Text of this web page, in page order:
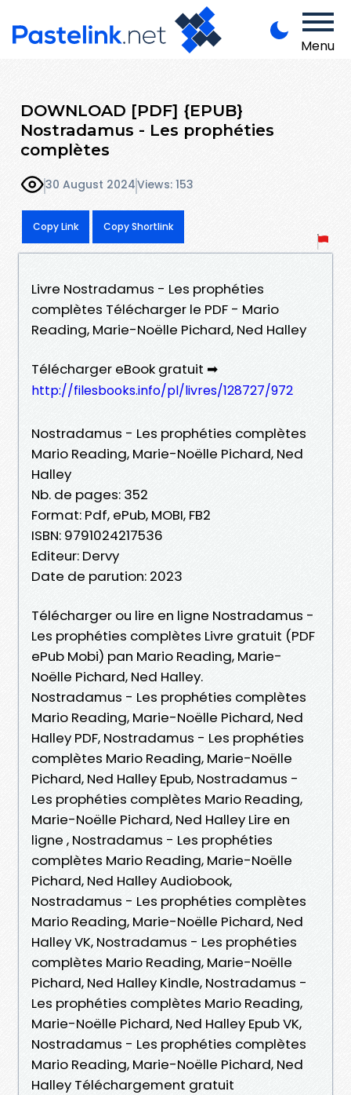
Menu
DOWNLOAD [PDF] {EPUB}
Nostradamus - Les prophéties
complètes
30 August 2024Views: 153
Copy Link Copy Shortlink
Livre Nostradamus - Les prophéties
complètes Télécharger le PDF - Mario
Reading, Marie-Noëlle Pichard, Ned Halley
Télécharger eBook gratuit ➡
http://filesbooks.info/pl/livres/128727/972
Nostradamus - Les prophéties complètes
Mario Reading, Marie-Noëlle Pichard, Ned
Halley
Nb. de pages: 352
Format: Pdf, ePub, MOBI, FB2
ISBN: 9791024217536
Editeur: Dervy
Date de parution: 2023
Télécharger ou lire en ligne Nostradamus -
Les prophéties complètes Livre gratuit (PDF
ePub Mobi) pan Mario Reading, Marie-
Noëlle Pichard, Ned Halley.
Nostradamus - Les prophéties complètes
Mario Reading, Marie-Noëlle Pichard, Ned
Halley PDF, Nostradamus - Les prophéties
complètes Mario Reading, Marie-Noëlle
Pichard, Ned Halley Epub, Nostradamus -
Les prophéties complètes Mario Reading,
Marie-Noëlle Pichard, Ned Halley Lire en
ligne , Nostradamus - Les prophéties
complètes Mario Reading, Marie-Noëlle
Pichard, Ned Halley Audiobook,
Nostradamus - Les prophéties complètes
Mario Reading, Marie-Noëlle Pichard, Ned
Halley VK, Nostradamus - Les prophéties
complètes Mario Reading, Marie-Noëlle
Pichard, Ned Halley Kindle, Nostradamus -
Les prophéties complètes Mario Reading,
Marie-Noëlle Pichard, Ned Halley Epub VK,
Nostradamus - Les prophéties complètes
Mario Reading, Marie-Noëlle Pichard, Ned
Halley Téléchargement gratuit